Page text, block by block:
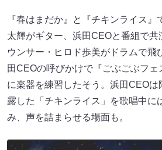
『春はまだか』と『チキンライス』
太輝がギター、浜田CEOと番組で
ウンサー・ヒロド歩美がドラムで飛
田CEOの呼びかけで『ごぶごぶフ
に楽器を練習したそう。浜田CEO
露した「チキンライス」を歌唱中に
み、声を詰まらせる場面も。